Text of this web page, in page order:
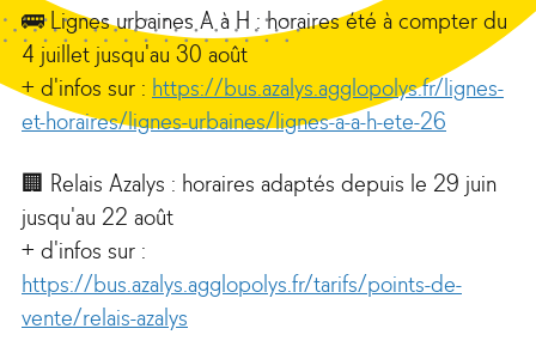
🚌 Lignes urbaines A à H : horaires été à compter du
4 juillet jusqu'au 30 août
+ d'infos sur : https://bus.azalys.agglopolys.fr/lignes-
et-horaires/lignes-urbaines/lignes-a-a-h-ete-26
🏢​ Relais Azalys : horaires adaptés depuis le 29 juin
jusqu'au 22 août
+ d'infos sur :
https://bus.azalys.agglopolys.fr/tarifs/points-de-
vente/relais-azalys